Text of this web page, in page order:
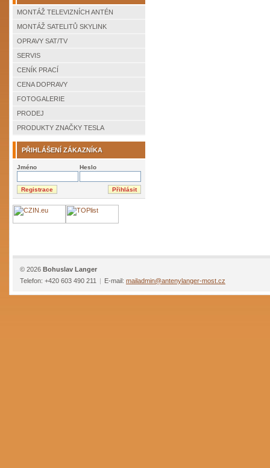
MONTÁŽ TELEVIZNÍCH ANTÉN
MONTÁŽ SATELITŮ SKYLINK
OPRAVY SAT/TV
SERVIS
CENÍK PRACÍ
CENA DOPRAVY
FOTOGALERIE
PRODEJ
PRODUKTY ZNAČKY TESLA
PŘIHLÁŠENÍ ZÁKAZNÍKA
Jméno Heslo
© 2026 Bohuslav Langer
Telefon: +420 603 490 211
| E-mail: mailadmin@antenylanger-most.cz